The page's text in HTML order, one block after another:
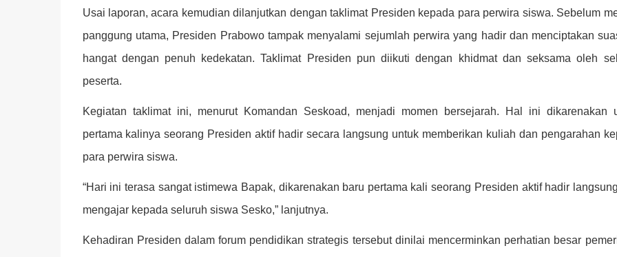
Usai laporan, acara kemudian dilanjutkan dengan taklimat Presiden kepada para perwira siswa. Sebelum
panggung utama, Presiden Prabowo tampak menyalami sejumlah perwira yang hadir dan menciptakan
hangat dengan penuh kedekatan. Taklimat Presiden pun diikuti dengan khidmat dan seksama oleh
peserta.
Kegiatan taklimat ini, menurut Komandan Seskoad, menjadi momen bersejarah. Hal ini dikarenakan
pertama kalinya seorang Presiden aktif hadir secara langsung untuk memberikan kuliah dan pengarahan
para perwira siswa.
“Hari ini terasa sangat istimewa Bapak, dikarenakan baru pertama kali seorang Presiden aktif hadir
mengajar kepada seluruh siswa Sesko,” lanjutnya.
Kehadiran Presiden dalam forum pendidikan strategis tersebut dinilai mencerminkan perhatian besar